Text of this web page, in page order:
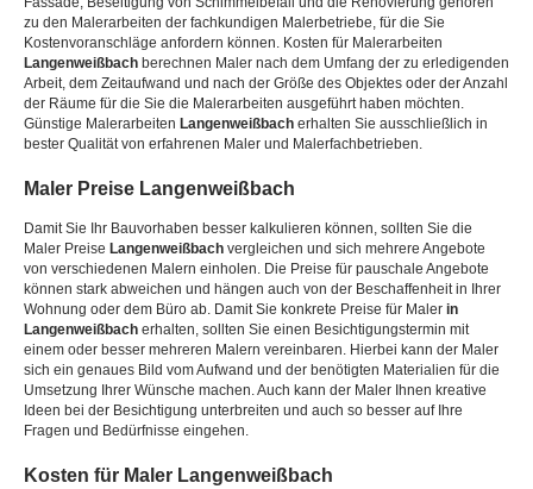
zu den Malerarbeiten der fachkundigen Malerbetriebe, für die Sie
Kostenvoranschläge anfordern können. Kosten für Malerarbeiten
Langenweißbach berechnen Maler nach dem Umfang der zu erledigenden
Arbeit, dem Zeitaufwand und nach der Größe des Objektes oder der Anzahl
der Räume für die Sie die Malerarbeiten ausgeführt haben möchten.
Günstige Malerarbeiten Langenweißbach erhalten Sie ausschließlich in
bester Qualität von erfahrenen Maler und Malerfachbetrieben.
Maler Preise Langenweißbach
Damit Sie Ihr Bauvorhaben besser kalkulieren können, sollten Sie die
Maler Preise Langenweißbach vergleichen und sich mehrere Angebote
von verschiedenen Malern einholen. Die Preise für pauschale Angebote
können stark abweichen und hängen auch von der Beschaffenheit in Ihrer
Wohnung oder dem Büro ab. Damit Sie konkrete Preise für Maler in
Langenweißbach erhalten, sollten Sie einen Besichtigungstermin mit
einem oder besser mehreren Malern vereinbaren. Hierbei kann der Maler
sich ein genaues Bild vom Aufwand und der benötigten Materialien für die
Umsetzung Ihrer Wünsche machen. Auch kann der Maler Ihnen kreative
Ideen bei der Besichtigung unterbreiten und auch so besser auf Ihre
Fragen und Bedürfnisse eingehen.
Kosten für Maler Langenweißbach